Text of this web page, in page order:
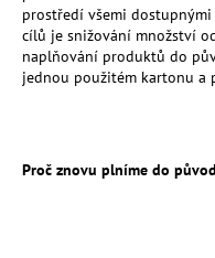
prostředí všemi dostupnými
cílů je snižování množství
naplňování produktů do
jednou použitém kartonu a
Proč znovu plníme do
e
t
e
j